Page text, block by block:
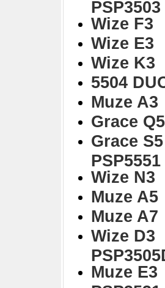
PSP3503
Wize F3
Wize E3
Wize K3
5504
Muze A3
Grace
Grace
PSP5551
Wize N3
Muze A5
Muze A7
Wize D3
Muze E3